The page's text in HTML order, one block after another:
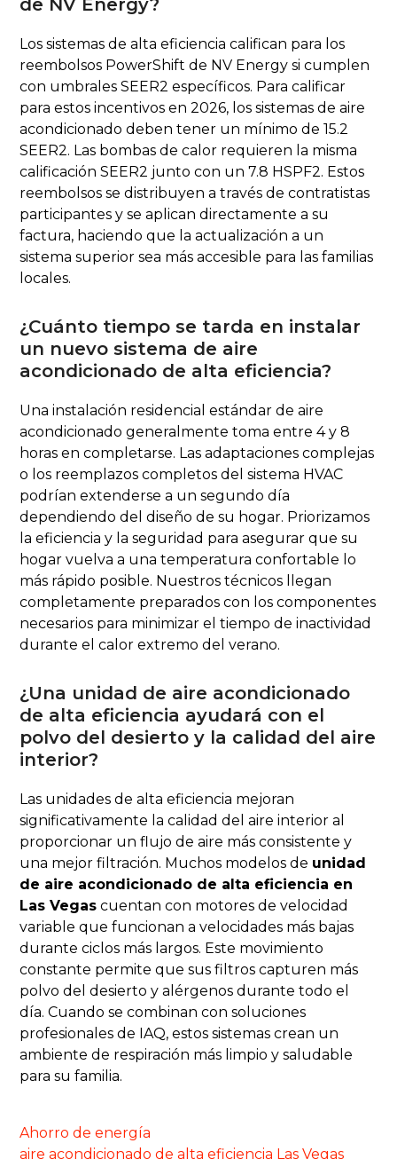
de NV Energy?
Los sistemas de alta eficiencia califican para los
reembolsos PowerShift de NV Energy si cumplen
con umbrales SEER2 específicos. Para calificar
para estos incentivos en 2026, los sistemas de aire
acondicionado deben tener un mínimo de 15.2
SEER2. Las bombas de calor requieren la misma
calificación SEER2 junto con un 7.8 HSPF2. Estos
reembolsos se distribuyen a través de contratistas
participantes y se aplican directamente a su
factura, haciendo que la actualización a un
sistema superior sea más accesible para las familias
locales.
¿Cuánto tiempo se tarda en instalar
un nuevo sistema de aire
acondicionado de alta eficiencia?
Una instalación residencial estándar de aire
acondicionado generalmente toma entre 4 y 8
horas en completarse. Las adaptaciones complejas
o los reemplazos completos del sistema HVAC
podrían extenderse a un segundo día
dependiendo del diseño de su hogar. Priorizamos
la eficiencia y la seguridad para asegurar que su
hogar vuelva a una temperatura confortable lo
más rápido posible. Nuestros técnicos llegan
completamente preparados con los componentes
necesarios para minimizar el tiempo de inactividad
durante el calor extremo del verano.
¿Una unidad de aire acondicionado
de alta eficiencia ayudará con el
polvo del desierto y la calidad del aire
interior?
Las unidades de alta eficiencia mejoran
significativamente la calidad del aire interior al
proporcionar un flujo de aire más consistente y
una mejor filtración. Muchos modelos de unidad
de aire acondicionado de alta eficiencia en
Las Vegas cuentan con motores de velocidad
variable que funcionan a velocidades más bajas
durante ciclos más largos. Este movimiento
constante permite que sus filtros capturen más
polvo del desierto y alérgenos durante todo el
día. Cuando se combinan con soluciones
profesionales de IAQ, estos sistemas crean un
ambiente de respiración más limpio y saludable
para su familia.
Ahorro de energía
aire acondicionado de alta eficiencia Las Vegas